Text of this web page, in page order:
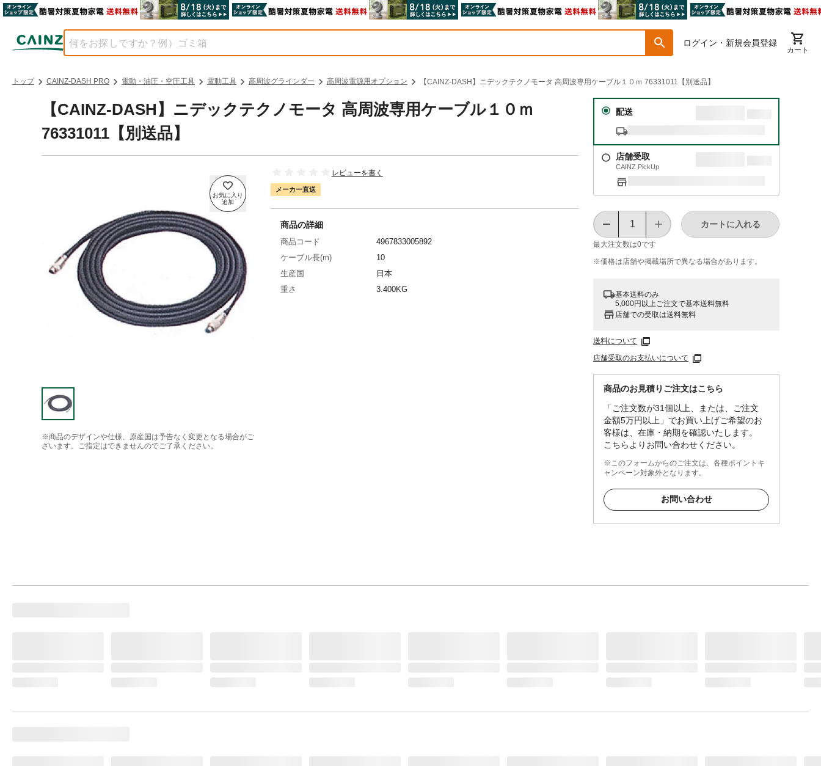
ログイン・新規会員登録
カート
トップ CAINZ-DASH PRO 電動・油圧・空圧工具 電動工具 高周波グラインダー 高周波電源用オプション 【CAINZ-DASH】ニデックテクノモータ 高周波専用ケーブル１０ｍ 76331011【別送品】
【CAINZ-DASH】ニデックテクノモータ 高周波専用ケーブル１０ｍ
76331011【別送品】
※商品のデザインや仕様、原産国は予告なく変更となる場合がご
ざいます。ご指定はできませんのでご了承ください。
レビューを書く
メーカー直送
配送
店舗受取
CAINZ PickUp
最大注文数は0です
カートに入れる
※価格は​店舗や​掲載場所で​異なる​場合が​あります。
基本送料のみ
5,000円以上ご注文で基本送料無料
店舗での受取は送料無料
送料について
店舗受取のお支払いについて
商品のお見積りご注文はこちら
「ご注文数が31個以上、または、ご注文
金額5万円以上」でお買い上げご希望のお
客様は、在庫・納期を確認いたします。
こちらよりお問い合わせください。
※このフォームからのご注文は、各種ポイントキ
ャンペーン対象外となります。
お問い合わせ
商品の詳細
商品コード
4967833005892
ケーブル長(m)
10
生産国
日本
重さ
3.400KG